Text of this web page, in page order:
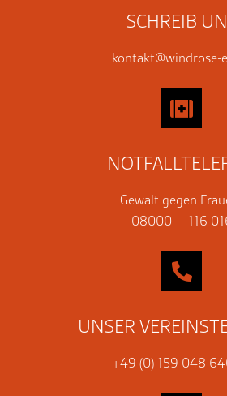
SCHREIB
kontakt@windrose-
Gewalt gegen
08000 – 116
UNSER
+49 (0) 159 048